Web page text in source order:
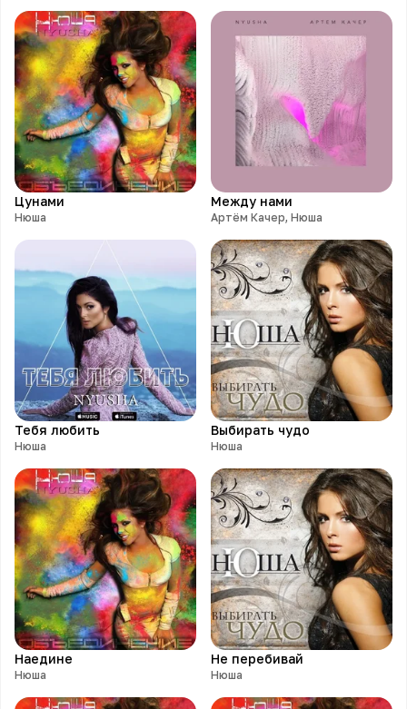
Цунами
Нюша
Между нами
Артём Качер, Нюша
Тебя любить
Нюша
Выбирать чудо
Нюша
Наедине
Нюша
Не перебивай
Нюша